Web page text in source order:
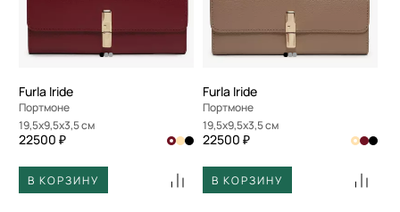
Furla Iride
Портмоне
19,5x9,5x3,5 см
22500 ₽
В КОРЗИНУ
Furla Iride
Портмоне
19,5x9,5x3,5 см
22500 ₽
В КОРЗИНУ